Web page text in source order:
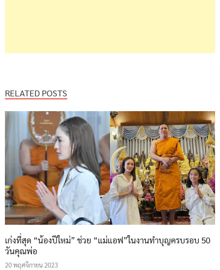
RELATED POSTS
เก่งที่สุด “น้องปีใหม่” ช่วย “แม่แอฟ”ในงานทำบุญครบรอบ 50
วันคุณพ่อ
20 พฤศจิกายน 2023